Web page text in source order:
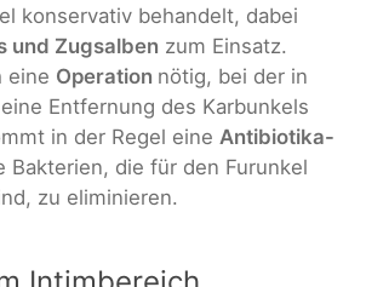
konservativ behandelt, dabei
und Zugsalben zum Einsatz.
eine Operation nötig, bei der in
Entfernung des Karbunkels
in der Regel eine Antibiotika-
Bakterien, die für den Furunkel
zu eliminieren.